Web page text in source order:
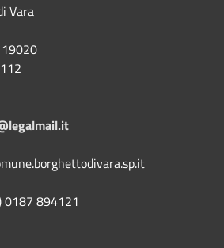
Vara
0187 894121